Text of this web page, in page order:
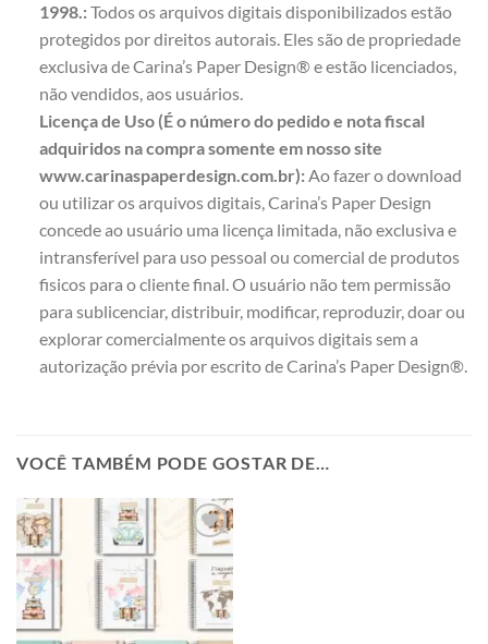
1998.:Todos os arquivos digitais disponibilizados estão
protegidos por direitos autorais. Eles são de propriedade
exclusiva de Carina’s Paper Design® e estão licenciados,
não vendidos, aos usuários.
Licença de Uso (É o número do pedido e nota fiscal
adquiridos na compra somente em nosso site
www.carinaspaperdesign.com.br):Ao fazer o download
ou utilizar os arquivos digitais, Carina’s Paper Design
concede ao usuário uma licença limitada, não exclusiva e
intransferível para uso pessoal ou comercial de produtos
fisicos para o cliente final. O usuário não tem permissão
para sublicenciar, distribuir, modificar, reproduzir, doar ou
explorar comercialmente os arquivos digitais sem a
autorização prévia por escrito de Carina’s Paper Design®.
VOCÊ TAMBÉM PODE GOSTAR DE…
Add to
wishlist